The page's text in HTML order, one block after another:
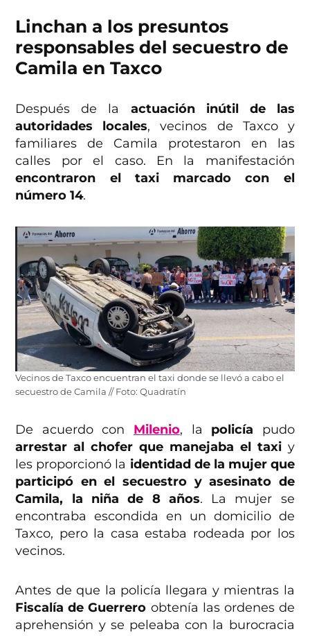
Linchan a los presuntos
responsables del secuestro de
Camila en Taxco
Después de la actuación inútil de las
autoridades locales, vecinos de Taxco y
familiares de Camila protestaron en las
calles por el caso. En la manifestación
encontraron el taxi marcado con el
número 14.
Vecinos de Taxco encuentran el taxi donde se llevó a cabo el
secuestro de Camila // Foto: Quadratín
De acuerdo con Milenio, la policía pudo
arrestar al chofer que manejaba el taxiy
les proporcionó la identidad de la mujer que
participó en el secuestro y asesinato de
Camila, la niña de 8 años. La mujer se
encontraba escondida en un domicilio de
Taxco, pero la casa estaba rodeada por los
vecinos.
Antes de que la policía llegara y mientras la
Fiscalía de Guerrero obtenía las ordenes de
aprehensión y se peleaba con la burocracia